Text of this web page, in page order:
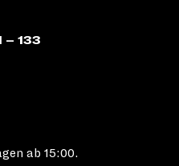
133
ab 15:00.